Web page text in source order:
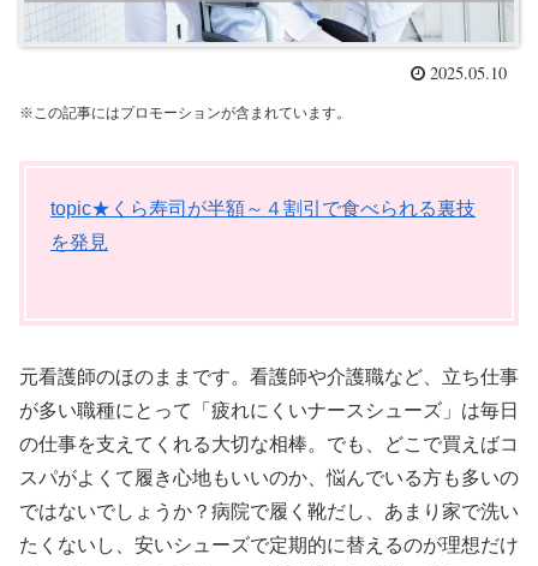
2025.05.10
※この記事にはプロモーションが含まれています。
topic★くら寿司が半額～４割引で食べられる裏技
を発見
元看護師のほのままです。看護師や介護職など、立ち仕事
が多い職種にとって「疲れにくいナースシューズ」は毎日
の仕事を支えてくれる大切な相棒。でも、どこで買えばコ
スパがよくて履き心地もいいのか、悩んでいる方も多いの
ではないでしょうか？病院で履く靴だし、あまり家で洗い
たくないし、安いシューズで定期的に替えるのが理想だけ